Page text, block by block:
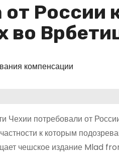
от России
во
компенсации
Чехии потребовали от
к которым
чешское издание Mlad